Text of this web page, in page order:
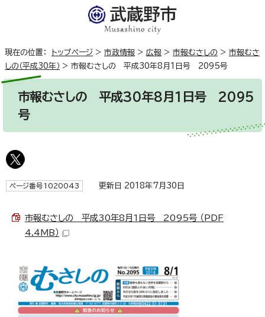
現在の位置： トップページ > 市政情報 > 広報 > 市報むさしの > 市報むさ
しの（平成30年） > 市報むさしの 平成30年8月1日号 2095号
市報むさしの 平成30年8月1日号 2095
号
ページ番号1020043 更新日 2018年7月30日
市報むさしの 平成30年8月1日号 2095号 （PDF
4.4MB）